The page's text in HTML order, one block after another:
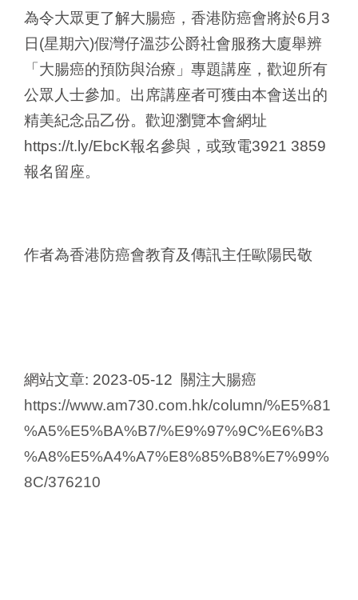
為令大眾更了解大腸癌，香港防癌會將於6月3
日(星期六)假灣仔溫莎公爵社會服務大廈舉辨
「大腸癌的預防與治療」專題講座，歡迎所有
公眾人士參加。出席講座者可獲由本會送出的
精美紀念品乙份。歡迎瀏覽本會網址
https://t.ly/EbcK報名參與，或致電3921 3859
報名留座。
作者為香港防癌會教育及傳訊主任歐陽民敬
網站文章: 2023-05-12 關注大腸癌
https://www.am730.com.hk/column/%E5%81
%A5%E5%BA%B7/%E9%97%9C%E6%B3
%A8%E5%A4%A7%E8%85%B8%E7%99%
8C/376210